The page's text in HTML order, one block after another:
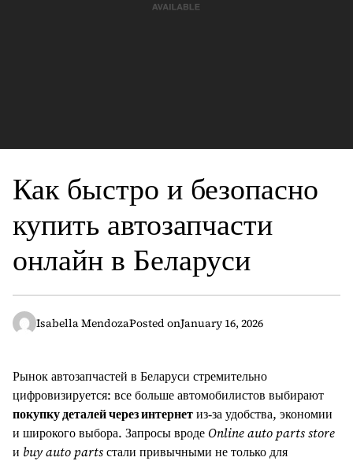
Как быстро и безопасно
купить автозапчасти
онлайн в Беларуси
Isabella MendozaPosted onJanuary 16, 2026
Рынок автозапчастей в Беларуси стремительно
цифровизируется: все больше автомобилистов выбирают
покупку деталей через интернетиз‑за удобства, экономии
и широкого выбора. Запросы вроде Online auto parts store
и buy auto partsстали привычными не только для